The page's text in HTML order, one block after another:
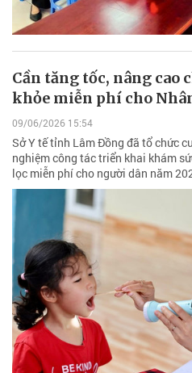
Cần tăng tốc, nâng cao
khỏe miễn phí cho
09/06/2026 15:54
Sở Y tế tỉnh Lâm Đồng đã tổ chức
nghiệm công tác triển khai khám
lọc miễn phí cho người dân năm